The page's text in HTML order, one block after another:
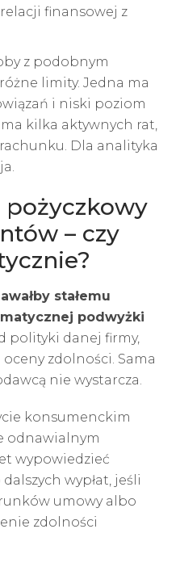
finansowej z
z podobnym
limity. Jedna ma
i niski poziom
kilka aktywnych rat,
Dla analityka
pożyczkowy
– czy
stałemu
podwyżki
polityki danej firmy,
zdolności. Sama
nie wystarcza.
konsumenckim
odnawialnym
wypowiedzieć
wypłat, jeśli
umowy albo
zdolności